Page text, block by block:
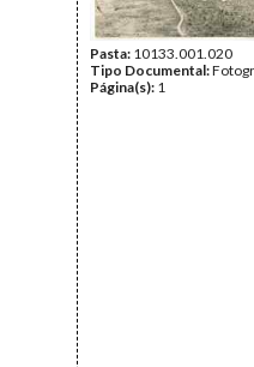
Pasta: 10133.001.020
Tipo Documental:
Página(s): 1